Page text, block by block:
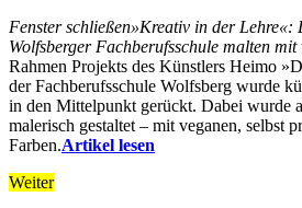
Fenster schließen»Kreativ in der Lehre«:
Wolfsberger Fachberufsschule malten
Rahmen Projekts des Künstlers Heimo
der Fachberufsschule Wolfsberg wurde
in den Mittelpunkt gerückt. Dabei wurde
malerisch gestaltet – mit veganen, selbst
Farben.Artikel lesen
Weiter